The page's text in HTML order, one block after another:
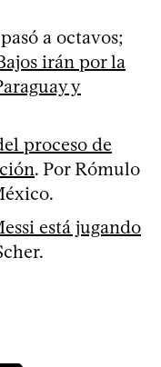
a octavos;
irán por la
y
proceso de
. Por Rómulo
está jugando